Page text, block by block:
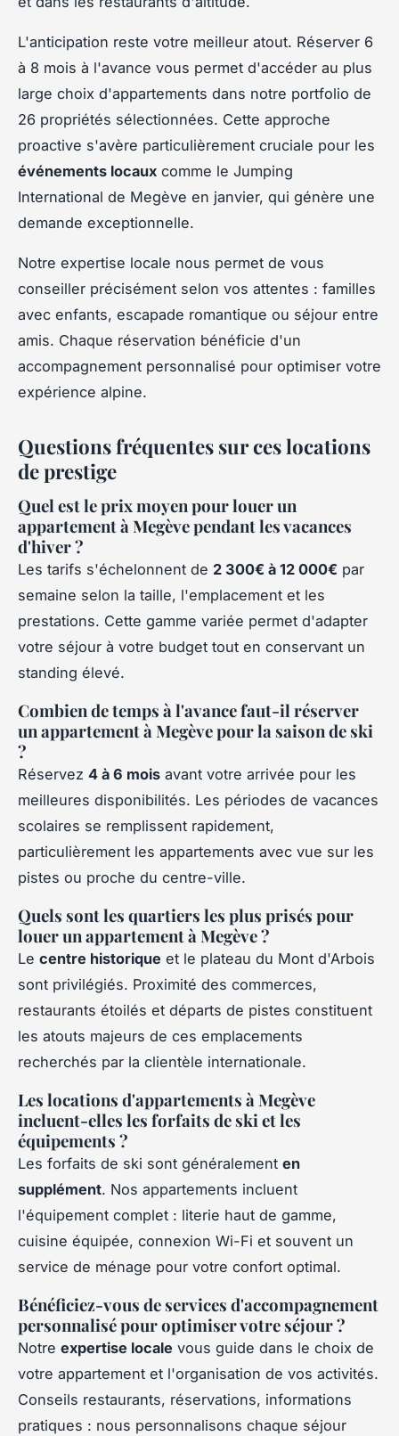
L'anticipation reste votre meilleur atout. Réserver 6
à 8 mois à l'avance vous permet d'accéder au plus
large choix d'appartements dans notre portfolio de
26 propriétés sélectionnées. Cette approche
proactive s'avère particulièrement cruciale pour les
événements locaux comme le Jumping
International de Megève en janvier, qui génère une
demande exceptionnelle.
Notre expertise locale nous permet de vous
conseiller précisément selon vos attentes : familles
avec enfants, escapade romantique ou séjour entre
amis. Chaque réservation bénéficie d'un
accompagnement personnalisé pour optimiser votre
expérience alpine.
Questions fréquentes sur ces locations
de prestige
Quel est le prix moyen pour louer un
appartement à Megève pendant les vacances
d'hiver ?
Les tarifs s'échelonnent de 2 300€ à 12 000€ par
semaine selon la taille, l'emplacement et les
prestations. Cette gamme variée permet d'adapter
votre séjour à votre budget tout en conservant un
standing élevé.
Combien de temps à l'avance faut-il réserver
un appartement à Megève pour la saison de ski
?
Réservez 4 à 6 mois avant votre arrivée pour les
meilleures disponibilités. Les périodes de vacances
scolaires se remplissent rapidement,
particulièrement les appartements avec vue sur les
pistes ou proche du centre-ville.
Quels sont les quartiers les plus prisés pour
louer un appartement à Megève ?
Le centre historique et le plateau du Mont d'Arbois
sont privilégiés. Proximité des commerces,
restaurants étoilés et départs de pistes constituent
les atouts majeurs de ces emplacements
recherchés par la clientèle internationale.
Les locations d'appartements à Megève
incluent-elles les forfaits de ski et les
équipements ?
Les forfaits de ski sont généralement en
supplément. Nos appartements incluent
l'équipement complet : literie haut de gamme,
cuisine équipée, connexion Wi-Fi et souvent un
service de ménage pour votre confort optimal.
Bénéficiez-vous de services d'accompagnement
personnalisé pour optimiser votre séjour ?
Notre expertise locale vous guide dans le choix de
votre appartement et l'organisation de vos activités.
Conseils restaurants, réservations, informations
pratiques : nous personnalisons chaque séjour